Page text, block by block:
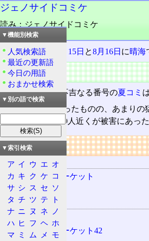
ジェノサイドコミケ
読み：ジェノサイドコミケ
品詞：名詞
1992(平成4)年
8月15日 と8月16日 に晴海
概要
「C42」、その不吉なる番号の夏コミ
死人こそ出なかったものの、あまりの
る。一説には1,000人近くが被害にあっ
リンク
用語の所属
コミックマーケット
夏コミ
関連する用語
晴海
コミックマーケット42
▼機能別検索
人気検索語
最近の更新語
今日の用語
おまかせ検索
▼別の語で検索
▼索引検索
ア イ ウ エ オ
カ キ ク ケ コ
サ シ ス セ ソ
タ チ ツ テ
ト
ナ ニ ヌ ネ
ノ
ハ ヒ フ ヘ ホ
マ ミ ム メ
モ